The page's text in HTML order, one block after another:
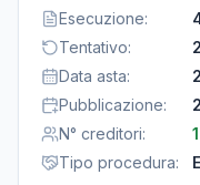
Esecuzione:
Tentativo:
Data asta:
Pubblicazione:
N° creditori:
1
Tipo procedura: